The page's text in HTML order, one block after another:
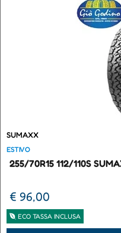
SUMAXX
ESTIVO
255/70R15 112/110S
€ 96,00
ECO TASSA INCLUSA